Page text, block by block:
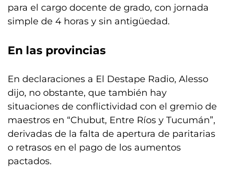
para el cargo docente de grado, con jornada
simple de 4 horas y sin antigüedad.
En las provincias
En declaraciones a El Destape Radio, Alesso
dijo, no obstante, que también hay
situaciones de conflictividad con el gremio de
maestros en “Chubut, Entre Ríos y Tucumán”,
derivadas de la falta de apertura de paritarias
o retrasos en el pago de los aumentos
pactados.